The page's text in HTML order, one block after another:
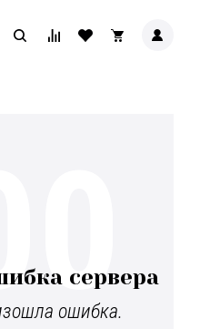
сервера
ошибка.